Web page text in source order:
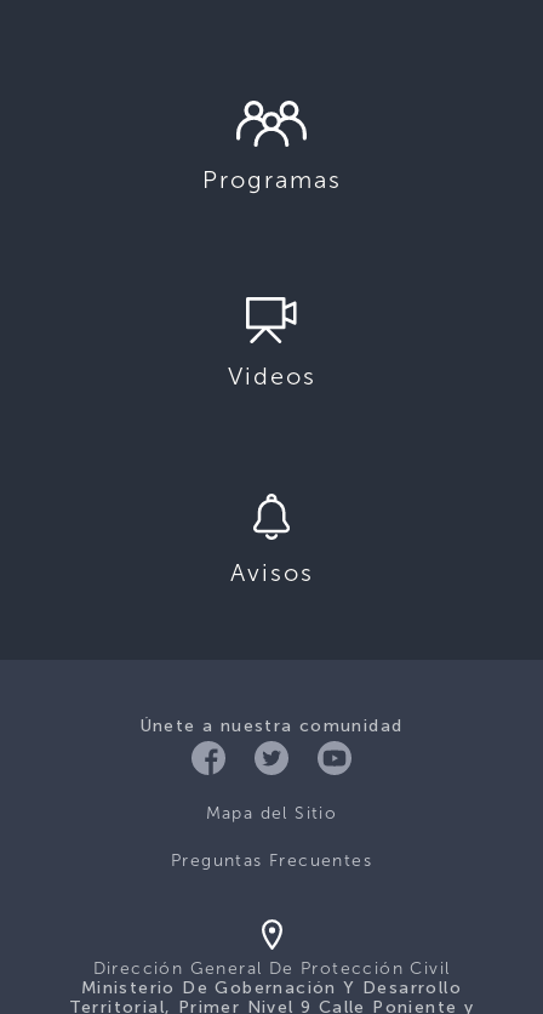
Programas
Videos
Avisos
Únete a nuestra comunidad
Mapa del Sitio
Preguntas Frecuentes
Dirección General De Protección Civil
Ministerio De Gobernación Y Desarrollo
Territorial, Primer Nivel 9 Calle Poniente y